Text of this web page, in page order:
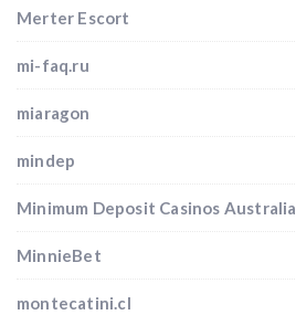
Merter Escort
mi-faq.ru
miaragon
mindep
Minimum Deposit Casinos Australia
MinnieBet
montecatini.cl